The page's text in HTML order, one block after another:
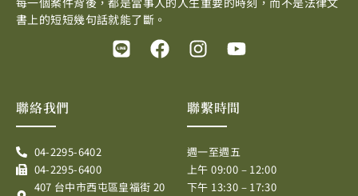
書上的短短幾句話就能了斷。
L
F
k
I
t
a
r
a
Y
t
b
e
聯繫時間
週一至週五
上午 09:00 – 12:00
下午 13:30 – 17:30
聯絡我們
04-2295-6402
04-2295-6400
407 台中市西屯區皇福街 20